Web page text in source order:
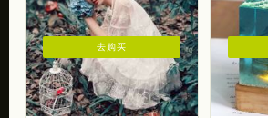
去购买